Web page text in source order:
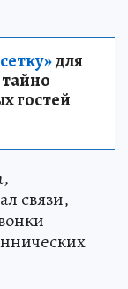
для
гостей
связи,